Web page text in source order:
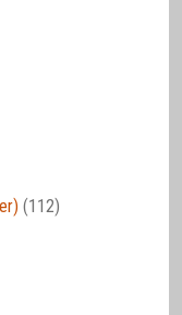
(112)